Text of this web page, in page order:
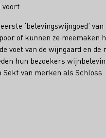
‘belevingswijngoed’
of kunnen ze meemaken
voet van de wijngaard en de
hun bezoekers
van merken als Schloss